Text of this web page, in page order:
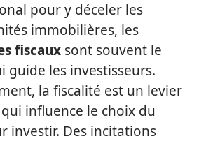
pour y déceler les
immobilières, les
fiscaux sont souvent le
guide les investisseurs.
la fiscalité est un levier
influence le choix du
investir. Des incitations